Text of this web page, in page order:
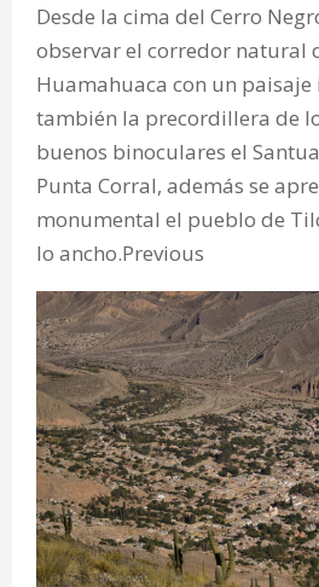
Desde la cima del Cerro
observar el corredor natural
Huamahuaca con un
también la precordillera de
buenos binoculares el
Punta Corral, además se
monumental el pueblo de
lo ancho.Previous